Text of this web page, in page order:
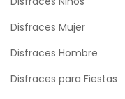
Disfraces Mujer
Disfraces Hombre
Disfraces para Fiestas